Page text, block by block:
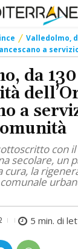
Valledolmo,
a
da
a
con
secolare, un
cura, la
5 min. di